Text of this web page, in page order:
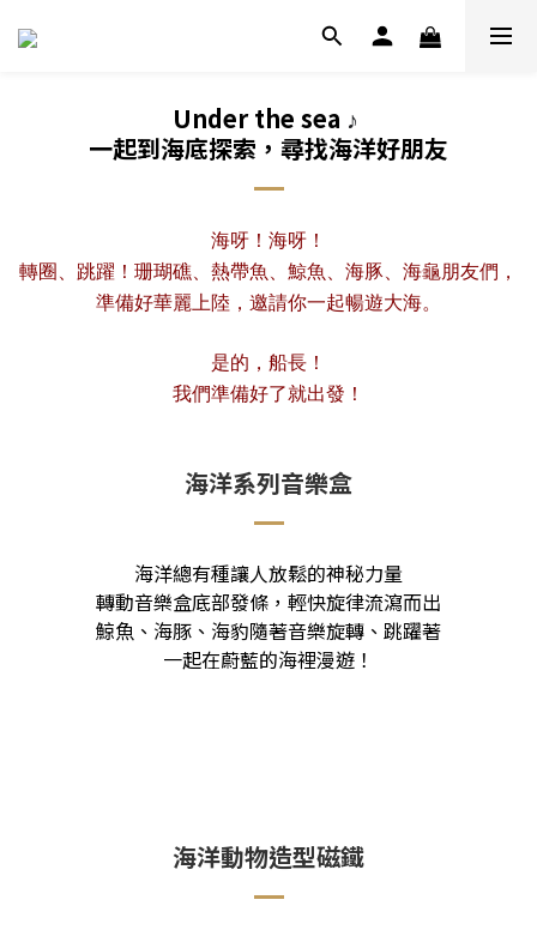
Under the sea ♪
一起到海底探索，尋找海洋好朋友
海呀！海呀！
轉圈、跳躍！珊瑚礁、熱帶魚、鯨魚、海豚、海龜朋友們，
準備好華麗上陸，邀請你一起暢遊大海。
是的，船長！
我們準備好了就出發！
海洋系列音樂盒
海洋總有種讓人放鬆的神秘力量
轉動音樂盒底部發條，輕快旋律流瀉而出
鯨魚、海豚、海豹隨著音樂旋轉、跳躍著
一起在蔚藍的海裡漫遊！
海洋動物造型磁鐵